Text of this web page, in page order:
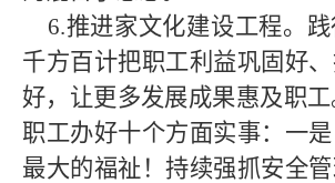
6.推进家文化建设工程。践
千方百计把职工利益巩固好
好，让更多发展成果惠及职工
职工办好十个方面实事：一
最大的福祉！持续强抓安全